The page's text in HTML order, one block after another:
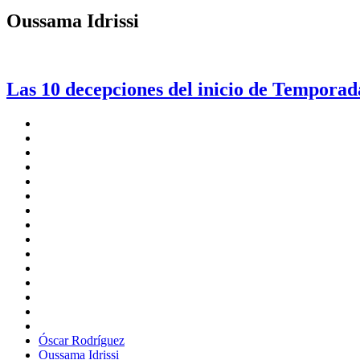
Oussama Idrissi
Las 10 decepciones del inicio de
Óscar Rodríguez
Oussama Idrissi